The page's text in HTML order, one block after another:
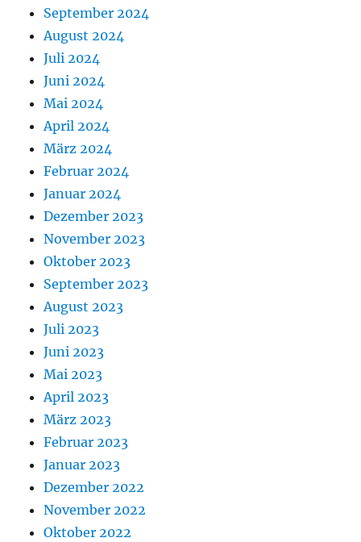
September 2024
August 2024
Juli 2024
Juni 2024
Mai 2024
April 2024
März 2024
Februar 2024
Januar 2024
Dezember 2023
November 2023
Oktober 2023
September 2023
August 2023
Juli 2023
Juni 2023
Mai 2023
April 2023
März 2023
Februar 2023
Januar 2023
Dezember 2022
November 2022
Oktober 2022